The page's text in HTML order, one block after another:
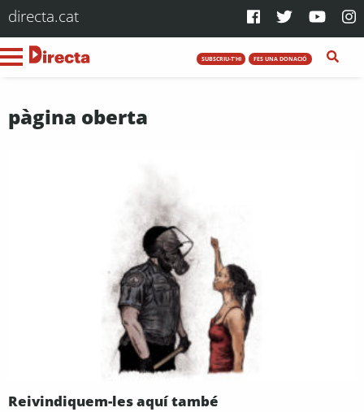
directa.cat
SUBSCRIU-T'HI FES UNA DONACIÓ
pàgina oberta
Reivindiquem-les aquí també